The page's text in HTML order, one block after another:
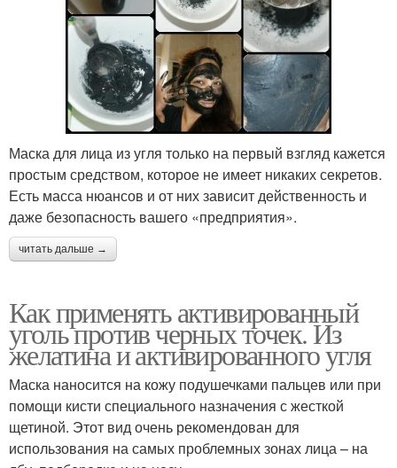
Маска для лица из угля только на первый взгляд кажется
простым средством, которое не имеет никаких секретов.
Есть масса нюансов и от них зависит действенность и
даже безопасность вашего «предприятия».
читать дальше →
Как применять активированный
уголь против черных точек. Из
желатина и активированного угля
Маска наносится на кожу подушечками пальцев или при
помощи кисти специального назначения с жесткой
щетиной. Этот вид очень рекомендован для
использования на самых проблемных зонах лица – на